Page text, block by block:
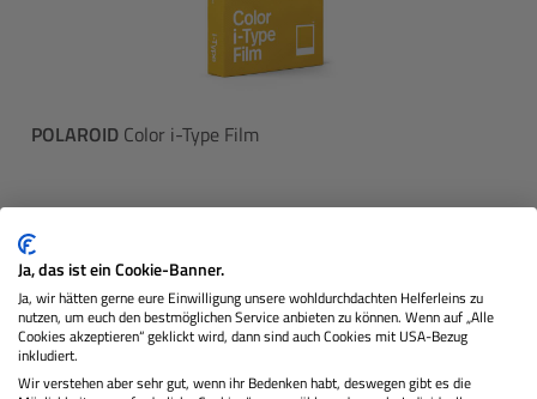
POLAROID Color i-Type Film
Sie zahlen heute 17,99 €
In den Warenkorb
Ja, das ist ein Cookie-Banner.
Ja, wir hätten gerne eure Einwilligung unsere wohldurchdachten Helferleins zu
nutzen, um euch den bestmöglichen Service anbieten zu können. Wenn auf „Alle
Cookies akzeptieren“ geklickt wird, dann sind auch Cookies mit USA-Bezug
inkludiert.
Wir verstehen aber sehr gut, wenn ihr Bedenken habt, deswegen gibt es die